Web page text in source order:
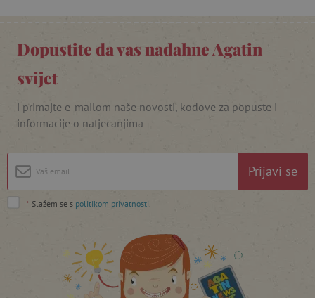
Dopustite da vas nadahne Agatin
svijet
i primajte e-mailom naše novosti, kodove za popuste i
informacije o natjecanjima
Prijavi se
* Slažem se s politikom privatnosti
CookieScript
featureFlagIdentifier www.agatinsvijet.hr
_lb_ccc .agatinsvijet.hr
Googleovu politiku privatnosti